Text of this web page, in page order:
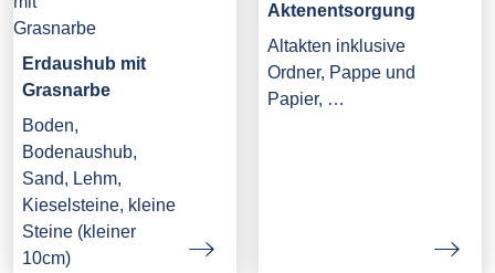
Erdaushub mit
Grasnarbe
Boden,
Bodenaushub,
Sand, Lehm,
Kieselsteine, kleine
Steine (kleiner
10cm)
Aktenentsorgung
Altakten inklusive
Ordner, Pappe und
Papier, …